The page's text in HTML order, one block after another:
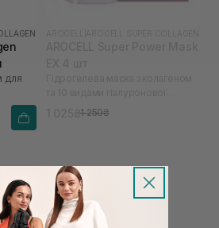
для
кислоти
1 025₴1 250₴